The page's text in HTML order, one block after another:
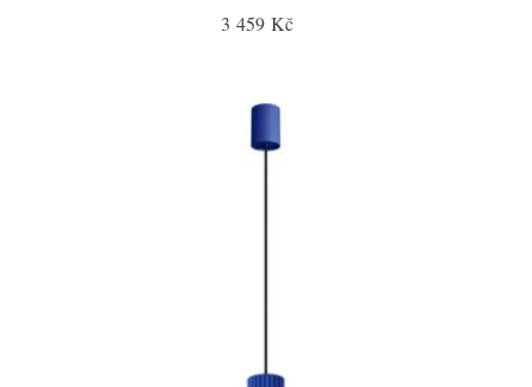
3 459 Kč